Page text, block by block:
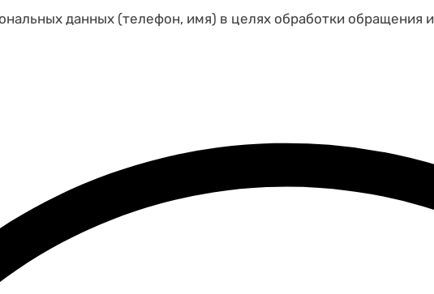
данных (телефон, имя) в целях обработки обращения